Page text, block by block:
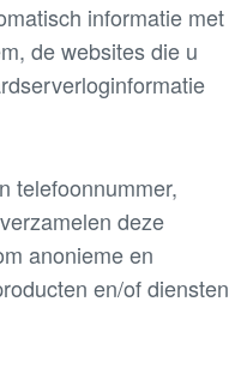
informatie met
de websites die u
telefoonnummer,
deze
anonieme en
en/of diensten